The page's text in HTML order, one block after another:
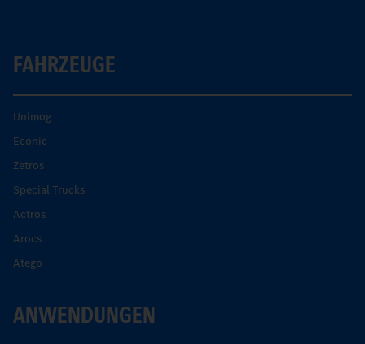
FAHRZEUGE
Unimog
Econic
Zetros
Special Trucks
Actros
Arocs
Atego
ANWENDUNGEN